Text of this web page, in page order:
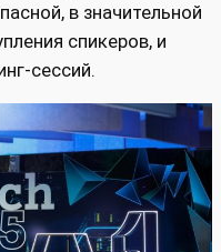
в значительной
спикеров, и
сессий.